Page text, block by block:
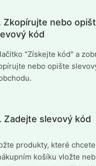
Zkopírujte nebo
kód
"Získejte kód" a
nebo opište
Zadejte slevový kód
produkty, které chcete
košíku vložte